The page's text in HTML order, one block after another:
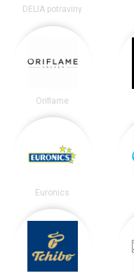
DELIA potraviny
Oriflame
Euronics